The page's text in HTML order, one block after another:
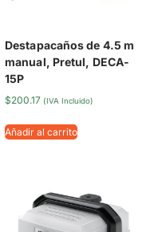
Destapacaños de 4.5 m
manual, Pretul, DECA-
15P
$200.17 (IVA Incluido)
Añadir al carrito